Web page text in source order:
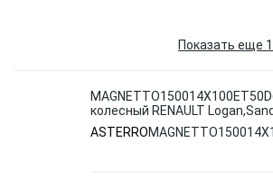
Показать еще
колесный RENAULT
Largus,Vesta R15 ASTERRO
ASTERRO